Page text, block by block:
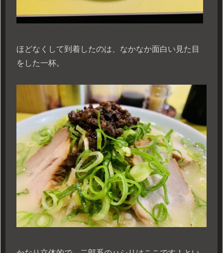
ほどなくして到着したのは、なかなか面白い見た目
をした一杯。